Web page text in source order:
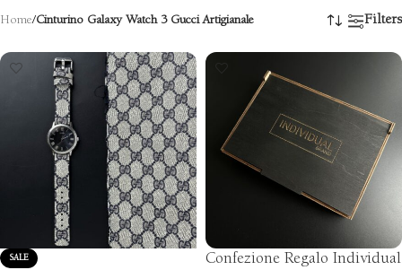
Home/Cinturino Galaxy Watch 3 Gucci Artigianale Filters
SALE
Confezione Regalo Individual